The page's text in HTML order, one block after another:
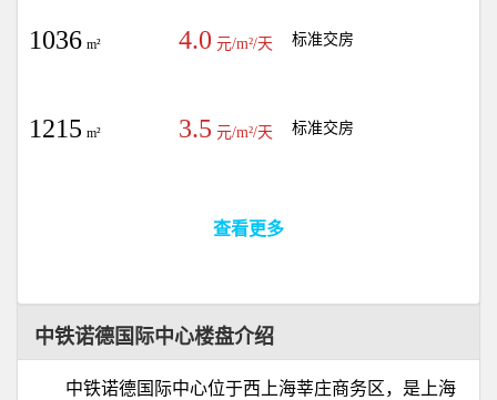
1036 m² 4.0 元/m²/天 标准交房
1215 m² 3.5 元/m²/天 标准交房
查看更多
中铁诺德国际中心楼盘介绍
中铁诺德国际中心位于西上海莘庄商务区，是上海